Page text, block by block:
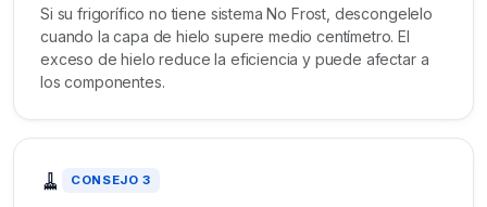
Si su frigorífico no tiene sistema No Frost, descongelelo
cuando la capa de hielo supere medio centímetro. El
exceso de hielo reduce la eficiencia y puede afectar a
los componentes.
🧹 CONSEJO 3